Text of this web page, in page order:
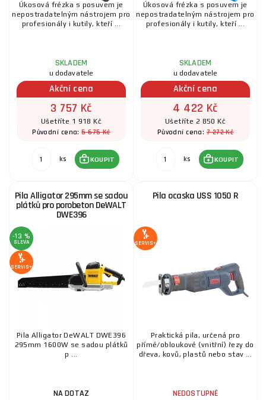
Úkosová frézka s posuvem je
nepostradatelným nástrojem pro
profesionály i kutily, kteří ...
SKLADEM
u dodavatele
Akční cena
3 757 Kč
Ušetříte 1 918 Kč
Původní cena:5 675 Kč
ks KOUPIT
Úkosová frézka s posuvem je
nepostradatelným nástrojem pro
profesionály i kutily, kteří ...
SKLADEM
u dodavatele
Akční cena
4 422 Kč
Ušetříte 2 850 Kč
Původní cena:7 272 Kč
ks KOUPIT
Pila Alligator 295mm se sadou
plátků pro porobeton DeWALT
DWE396
-13 %
SLEVA
SERVIS+
Pila Alligator DeWALT DWE396
295mm 1600W se sadou plátků
p ...
NA DOTAZ
Pila ocaska USS 1050 R
SERVIS+
Praktická pila, určená pro
přímé/obloukové (vnitřní) řezy do
dřeva, kovů, plastů nebo stav ...
NEDOSTUPNÉ